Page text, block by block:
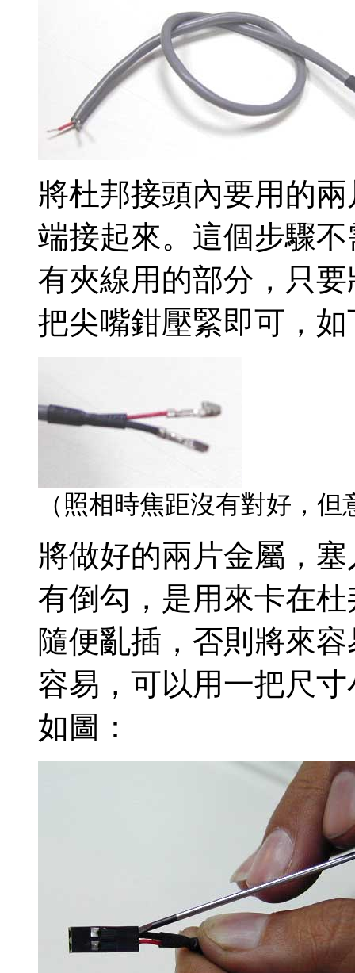
將杜邦接頭內要用的
端接起來。這個步驟
有夾線用的部分，只
把尖嘴鉗壓緊即可，
（照相時焦距沒有對好，
將做好的兩片金屬，
有倒勾，是用來卡在
隨便亂插，否則將來
容易，可以用一把尺
如圖：